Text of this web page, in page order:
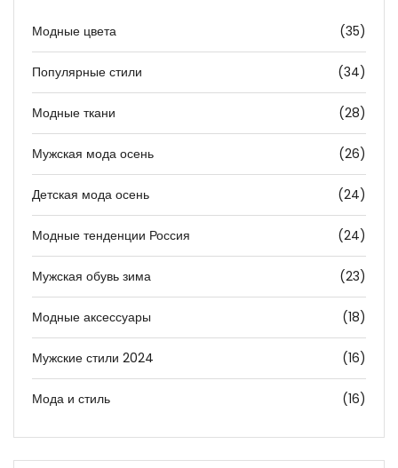
Модные цвета (35)
Популярные стили (34)
Модные ткани (28)
Мужская мода осень (26)
Детская мода осень (24)
Модные тенденции Россия (24)
Мужская обувь зима (23)
Модные аксессуары (18)
Мужские стили 2024 (16)
Мода и стиль (16)